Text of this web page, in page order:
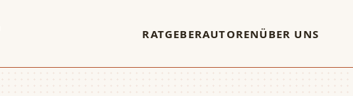
RATGEBERAUTORENÜBER UNS